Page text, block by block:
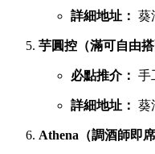
詳細地址： 葵
芋圓控（滿可自由
必點推介： 手
詳細地址： 葵
Athena（調酒師即